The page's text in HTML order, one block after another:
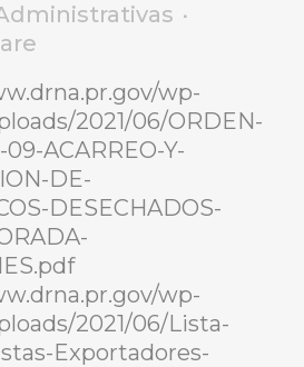
wp-
2021/06/ORDEN-
ACARREO-Y-
DE-
DESECHADOS-
wp-
2021/06/Lista-
Exportadores-